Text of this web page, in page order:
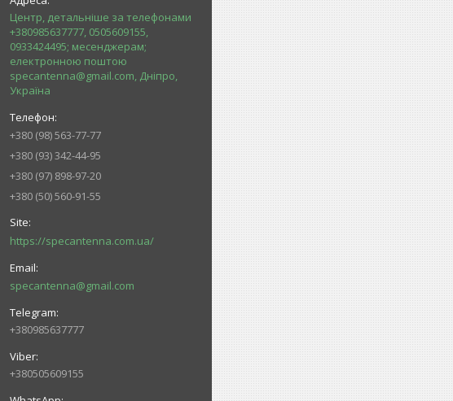
Центр, детальніше за телефонами
+380985637777, 0505609155,
0933424495; месенджерам;
електронною поштою
specantenna@gmail.com, Дніпро,
Україна
+380 (98) 563-77-77
+380 (93) 342-44-95
+380 (97) 898-97-20
+380 (50) 560-91-55
https://specantenna.com.ua/
specantenna@gmail.com
+380985637777
+380505609155